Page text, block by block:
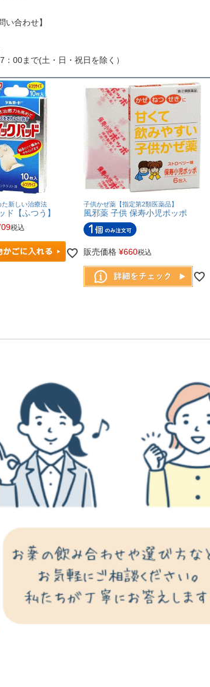
い合わせ】
00まで(土・日・祝日を除く）
新しい治療法
ド【ふつう】
税込
子供かぜ薬【指定第2類医薬品】
風邪薬 子供 保寿小児ポッポ
販売価格 ¥660税込